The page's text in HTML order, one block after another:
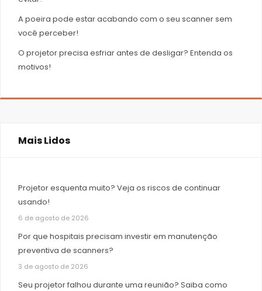
A poeira pode estar acabando com o seu scanner sem
você perceber!
O projetor precisa esfriar antes de desligar? Entenda os
motivos!
Mais Lidos
Projetor esquenta muito? Veja os riscos de continuar
usando!
6 de agosto de 2026
Por que hospitais precisam investir em manutenção
preventiva de scanners?
3 de agosto de 2026
Seu projetor falhou durante uma reunião? Saiba como